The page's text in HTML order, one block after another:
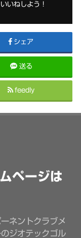
いいねしよう！
シェア
送る
feedly
ページは
ネントクラブメ
ジオテックゴル